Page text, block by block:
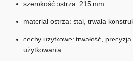
szerokość ostrza: 215 mm
materiał ostrza: stal, trwała
cechy użytkowe: trwałość,
użytkowania